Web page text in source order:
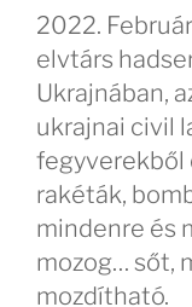
2022.
elvtárs
Ukrajnában,
ukrajnai civil
fegyverekből
rakéták,
mindenre és
mozog… sőt,
mozdítható.